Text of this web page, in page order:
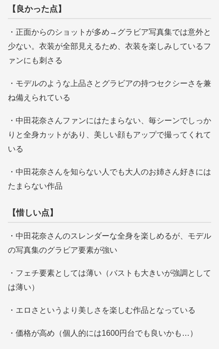
【良かった点】
・正面からのショットが多め→グラビア写真集では意外と
少ない。衣装が全部見えるため、衣装を楽しみしているフ
ァンにも刺さる
・モデルのような上品さとグラビアの持つセクシーさを兼
ね備えられている
・中田花奈さんファンにはたまらない、毎シーンでしっか
りと全身カットがあり、美しい顔もアップで撮ってくれて
いる
・中田花奈さんを知らない人でも大人のお姉さん好きには
たまらない作品
【惜しい点】
・中田花奈さんのスレンダーな全身を楽しめるが、モデル
の写真集のグラビア要素が強い
・フェチ要素としては薄い（バストも大きいが強調として
は薄い）
・エロさというより美しさを楽しむ作品となっている
・価格が高め（個人的には1600円台でも良いかも…）